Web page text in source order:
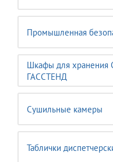
Промышленная
Шкафы для хранения
ГАССТЕНД
Сушильные камеры
Таблички